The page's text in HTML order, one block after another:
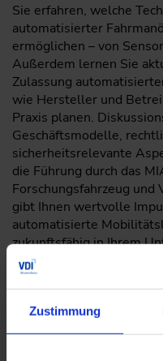
Zustimmung
Sie erfahren, welche
automatisierter
ermöglichen – von
Außerdem lernen Sie
Zulassung
wie Hersteller und
Praxis planen.
Geschäftsmodelle,
sicherheitsrelevante
die Führung durch das
Forschungsfahrzeug und
gibt Ihnen wertvolle
automatisierte
zukunftsfähig in Ihrem
können.
Top-Themen